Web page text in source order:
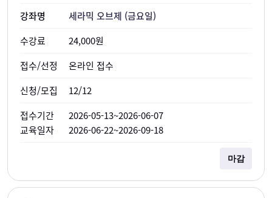
세라믹 오브제 (금요일)
24,000원
온라인 접수
12/12
2026-05-13~2026-06-07
2026-06-22~2026-09-18
마감